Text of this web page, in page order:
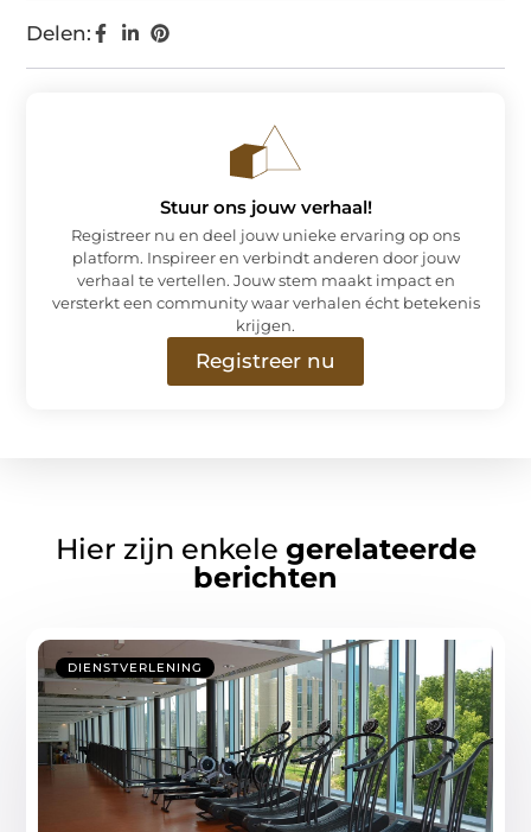
Delen:
Stuur ons jouw verhaal!
Registreer nu en deel jouw unieke ervaring op ons
platform. Inspireer en verbindt anderen door jouw
verhaal te vertellen. Jouw stem maakt impact en
versterkt een community waar verhalen écht betekenis
krijgen.
Registreer nu
Hier zijn enkele gerelateerde
berichten
DIENSTVERLENING